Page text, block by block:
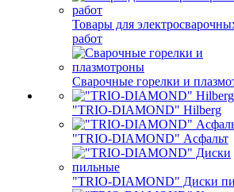
Товары для
работ
Сварочные горелки и
"TRIO-DIAMOND" Hilberg
"TRIO-DIAMOND" Асфальт
"TRIO-DIAMOND" Диски